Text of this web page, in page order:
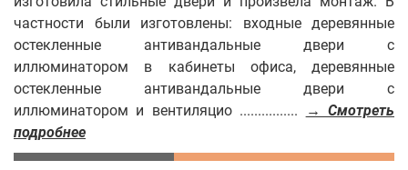
частности были изготовлены: входные деревянные
остекленные антивандальные двери с
иллюминатором в кабинеты офиса, деревянные
остекленные антивандальные двери с
иллюминатором и вентиляцио ................
→ Смотреть
подробнее